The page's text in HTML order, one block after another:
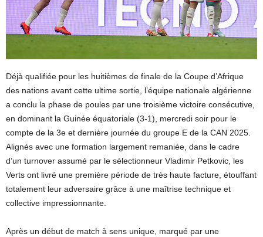
Déjà qualifiée pour les huitièmes de finale de la Coupe d’Afrique
des nations avant cette ultime sortie, l’équipe nationale algérienne
a conclu la phase de poules par une troisième victoire consécutive,
en dominant la Guinée équatoriale (3-1), mercredi soir pour le
compte de la 3e et dernière journée du groupe E de la CAN 2025.
Alignés avec une formation largement remaniée, dans le cadre
d’un turnover assumé par le sélectionneur Vladimir Petkovic, les
Verts ont livré une première période de très haute facture, étouffant
totalement leur adversaire grâce à une maîtrise technique et
collective impressionnante.
Après un début de match à sens unique, marqué par une